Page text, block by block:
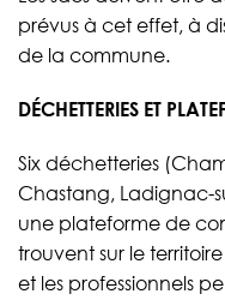
prévus à cet effet, à
de la commune.
DÉCHETTERIES ET
Six déchetteries
Chastang, Ladignac-
une plateforme de
trouvent sur le
et les professionnels